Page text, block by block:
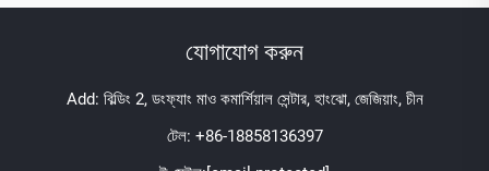
যোগাযোগ করুন
Add: বিল্ডিং 2, ডংফ্যাং মাও কমার্শিয়াল সেন্টার, হাংঝো, জেজিয়াং, চীন
টেল: +86-18858136397